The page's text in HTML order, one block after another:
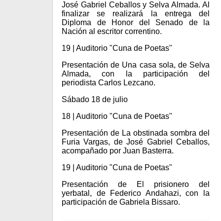
José Gabriel Ceballos y Selva Almada. Al
finalizar se realizará la entrega del
Diploma de Honor del Senado de la
Nación al escritor correntino.
19 | Auditorio "Cuna de Poetas"
Presentación de Una casa sola, de Selva
Almada, con la participación del
periodista Carlos Lezcano.
Sábado 18 de julio
18 | Auditorio "Cuna de Poetas"
Presentación de La obstinada sombra del
Furia Vargas, de José Gabriel Ceballos,
acompañado por Juan Basterra.
19 | Auditorio "Cuna de Poetas"
Presentación de El prisionero del
yerbatal, de Federico Andahazi, con la
participación de Gabriela Bissaro.